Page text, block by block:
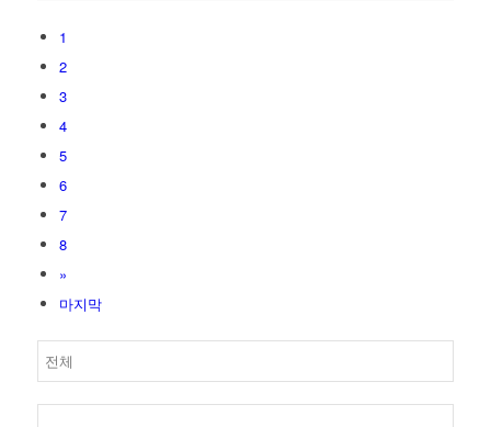
1
2
3
4
5
6
7
8
»
마지막